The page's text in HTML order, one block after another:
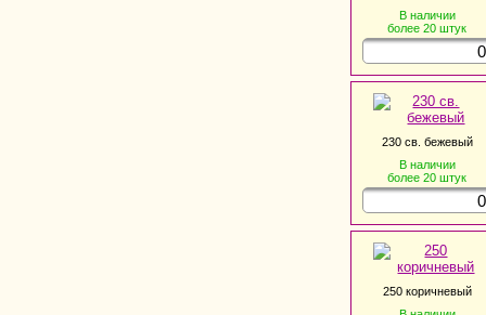
В наличии
более 20штук
230 св. бежевый
В наличии
более 20штук
250 коричневый